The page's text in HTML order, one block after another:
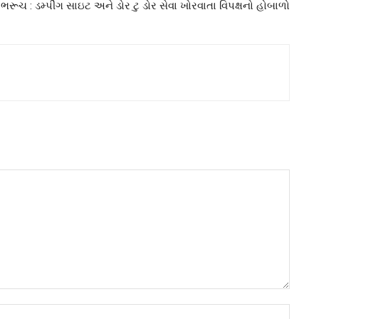
ભરૂચ : ડમ્પીંગ સાઇટ અને ડોર ટુ ડોર સેવા ખોરવાતા વિપક્ષનો હોબાળો